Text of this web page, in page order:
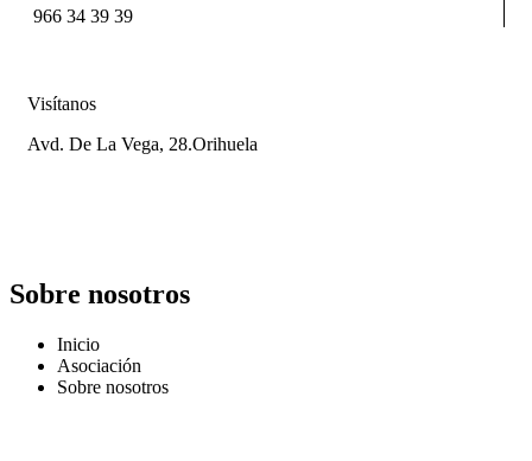
966 34 39 39
Visítanos
Avd. De La Vega, 28.Orihuela
Sobre nosotros
Inicio
Asociación
Sobre nosotros